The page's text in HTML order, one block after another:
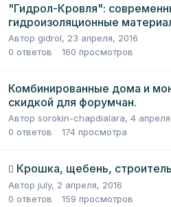
"Гидрол-Кровля":
гидроизоляционные
Автор gidrol, 23 апреля, 2016
0 ответов 160 просмотров
Комбинированные дома и
скидкой для форумчан.
Автор sorokin-chapdialara, 4
0 ответов 174 просмотра
Крошка, щебень,
Автор july, 2 апреля, 2016
0 ответов 159 просмотров